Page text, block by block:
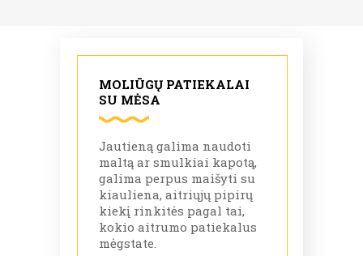
MOLIŪGŲ PATIEKALAI
SU MĖSA
Jautieną galima naudoti
maltą ar smulkiai kapotą,
galima perpus maišyti su
kiauliena, aitriųjų pipirų
kiekį rinkitės pagal tai,
kokio aitrumo patiekalus
mėgstate.